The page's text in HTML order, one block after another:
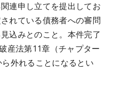
連申し立てを提出してお
れている債務者への審問
込みとのこと。本件完了
産法第11章（チャプター
外れることになるとい